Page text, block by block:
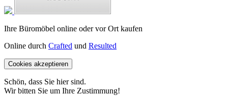
Ihre Büromöbel online oder vor Ort kaufen
Online durch Crafted und Resulted
Cookies akzeptieren
Schön, dass Sie hier sind.
Wir bitten Sie um Ihre Zustimmung!